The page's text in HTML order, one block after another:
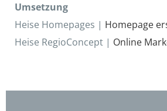
Um­set­zung
Heise Home­pages | Home­page
Heise Re­gio­Con­cept | On­line